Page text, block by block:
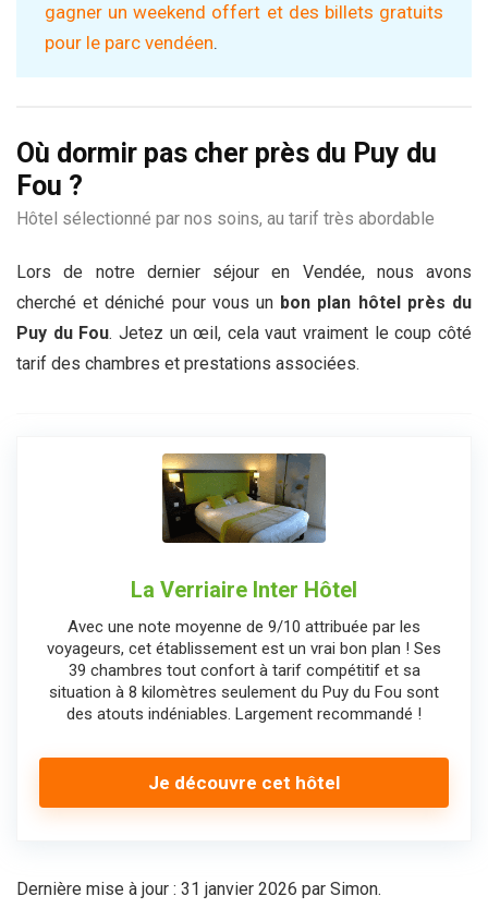
gagner un weekend offert et des billets gratuits
pour le parc vendéen.
Où dormir pas cher près du Puy du
Fou ?
Hôtel sélectionné par nos soins, au tarif très abordable
Lors de notre dernier séjour en Vendée, nous avons
cherché et déniché pour vous un bon plan hôtel près du
Puy du Fou. Jetez un œil, cela vaut vraiment le coup côté
tarif des chambres et prestations associées.
La Verriaire Inter Hôtel
Avec une note moyenne de 9/10 attribuée par les
voyageurs, cet établissement est un vrai bon plan ! Ses
39 chambres tout confort à tarif compétitif et sa
situation à 8 kilomètres seulement du Puy du Fou sont
des atouts indéniables. Largement recommandé !
Je découvre cet hôtel
Dernière mise à jour : 31 janvier 2026 par Simon.